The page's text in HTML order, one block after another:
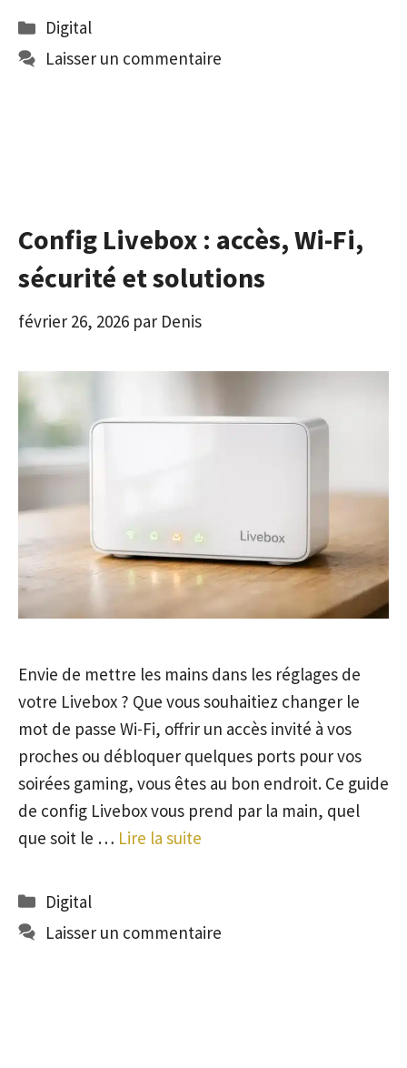
Catégories
Digital
Laisser un commentaire
Config Livebox : accès, Wi-Fi,
sécurité et solutions
février 26, 2026 par Denis
Envie de mettre les mains dans les réglages de
votre Livebox ? Que vous souhaitiez changer le
mot de passe Wi-Fi, offrir un accès invité à vos
proches ou débloquer quelques ports pour vos
soirées gaming, vous êtes au bon endroit. Ce guide
de config Livebox vous prend par la main, quel
que soit le … Lire la suite
Catégories
Digital
Laisser un commentaire